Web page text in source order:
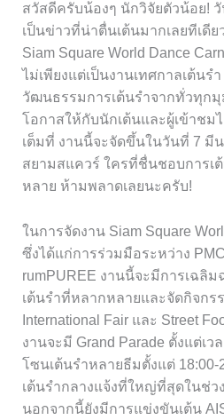
สวัสดีครับน้องๆ นักวิจัยตัวน้อย!
เป็นข่าวที่น่าตื่นเต้นมากเลยทีเดี
Siam Square World Dance
ไม่เพียงแต่เป็นงานเทศกาลเต้นร
วัฒนธรรมการเต้นรำจากทั่วทุก
โอกาสให้กับนักเต้นและผู้เข้าชม
เต็มที่ งานนี้จะจัดขึ้นในวันที่ 7 มี
สยามสแควร์ ใครที่ชื่นชอบการ
หลาย ห้ามพลาดเลยนะครับ!
ในการจัดงาน Siam Square
ซึ่งได้แก่การร่วมมือระหว่าง
rumPUREE งานนี้จะมีการเฉลิ
เต้นรำที่หลากหลายและจัดกิจกร
International Fair และ Street
งานจะมี Grand Parade ตั้งแต่เว
โซนเต้นรำหลายธีมตั้งแต่
เต้นรำกลางแจ้งที่ใหญ่ที่สุดในช่ว
นอกจากนี้ยังมีการแข่งขันเต้น